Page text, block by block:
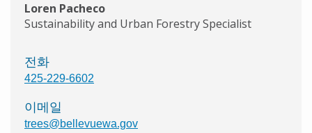
Loren Pacheco
Sustainability and Urban Forestry Specialist
전화
425-229-6602
이메일
trees@bellevuewa.gov